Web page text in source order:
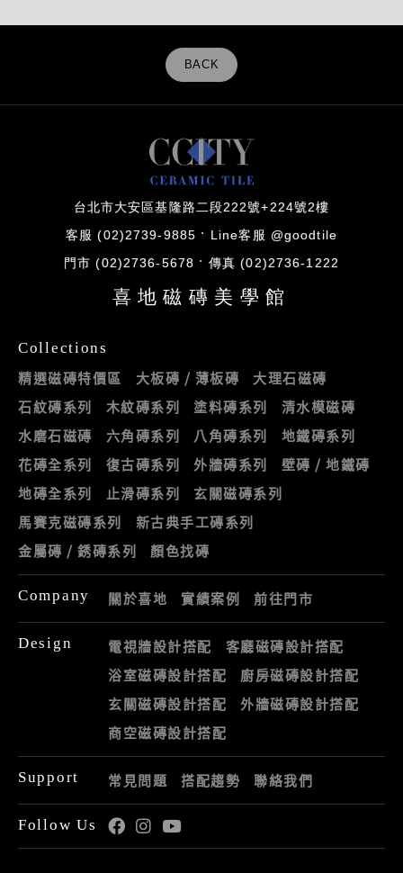
BACK
台北市大安區基隆路二段222號+224號2樓
客服 (02)2739-9885 Line客服 @goodtile
門市 (02)2736-5678 傳真 (02)2736-1222
喜地磁磚美學館
Collections
精選磁磚特價區 大板磚 / 薄板磚
大理石磁磚
石紋磚系列
木紋磚系列 塗料磚系列
清水模磁磚
水磨石磁磚
六角磚系列 八角磚系列
地鐵磚系列
花磚全系列
復古磚系列 外牆磚系列
壁磚 / 地鐵磚
地磚全系列
止滑磚系列
玄關磁磚系列
馬賽克磁磚系列
新古典手工磚系列
金屬磚 / 銹磚系列
顏色找磚
Company 關於喜地 實績案例 前往門市
Design 電視牆設計搭配
客廳磁磚設計搭配
浴室磁磚設計搭配
廚房磁磚設計搭配
玄關磁磚設計搭配
外牆磁磚設計搭配
商空磁磚設計搭配
Support 常見問題 搭配趨勢 聯絡我們
Follow Us